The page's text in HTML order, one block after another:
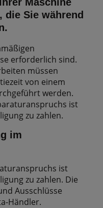
Sie während
erforderlich sind.
müssen
von einem
werden.
ist
zu zahlen.
im
ist
zu zahlen. Die
Ausschlüsse
Händler.